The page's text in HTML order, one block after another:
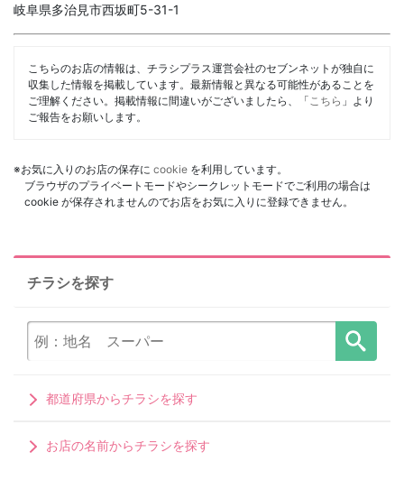
岐阜県多治見市西坂町5-31-1
こちらのお店の情報は、チラシプラス運営会社のセブンネットが独自に
収集した情報を掲載しています。最新情報と異なる可能性があることを
ご理解ください。掲載情報に間違いがございましたら、「 こちら 」より
ご報告をお願いします。
※お気に入りのお店の保存に cookie を利用しています。
ブラウザのプライベートモードやシークレットモードでご利用の場合は
cookie が保存されませんのでお店をお気に入りに登録できません。
チラシを探す
都道府県からチラシを探す
お店の名前からチラシを探す